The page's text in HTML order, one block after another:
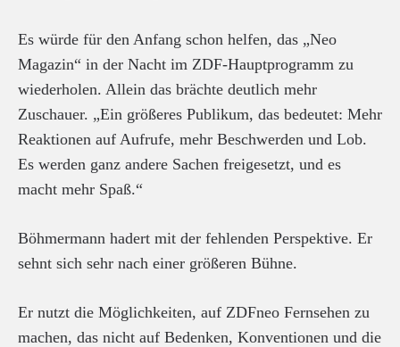
Es würde für den Anfang schon helfen, das „Neo
Magazin“ in der Nacht im ZDF-Hauptprogramm zu
wiederholen. Allein das brächte deutlich mehr
Zuschauer. „Ein größeres Publikum, das bedeutet: Mehr
Reaktionen auf Aufrufe, mehr Beschwerden und Lob.
Es werden ganz andere Sachen freigesetzt, und es
macht mehr Spaß.“
Böhmermann hadert mit der fehlenden Perspektive. Er
sehnt sich sehr nach einer größeren Bühne.
Er nutzt die Möglichkeiten, auf ZDFneo Fernsehen zu
machen, das nicht auf Bedenken, Konventionen und die